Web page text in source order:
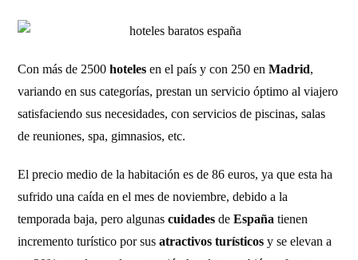
Con más de 2500hoteles en el país y con 250 enMadrid,
variando en sus categorías, prestan un servicio óptimo al viajero
satisfaciendo sus necesidades, con servicios de piscinas, salas
de reuniones, spa, gimnasios, etc.
El precio medio de la habitación es de 86 euros, ya que esta ha
sufrido una caída en el mes de noviembre, debido a la
temporada baja, pero algunascuidades deEspaña tienen
incremento turístico por susatractivos turísticos y se elevan a